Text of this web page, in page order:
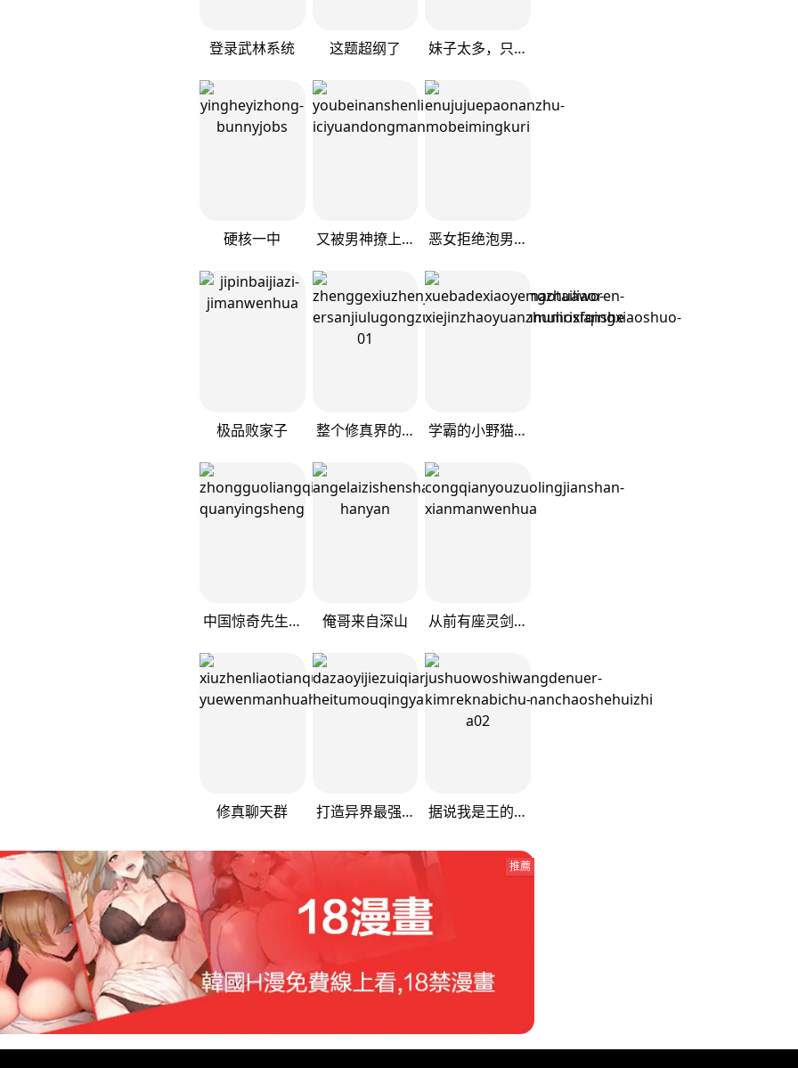
登录武林系统 这题超纲了 妹子太多，只好飞升了
硬核一中 又被男神撩上热搜 恶女拒绝泡男主
极品败家子 整个修真界的妹子都想抓我 学霸的小野猫太撩人
中国惊奇先生（神鬼七杀令） 俺哥来自深山 从前有座灵剑山
修真聊天群 打造异界最强少林寺 据说我是王的女儿
推薦